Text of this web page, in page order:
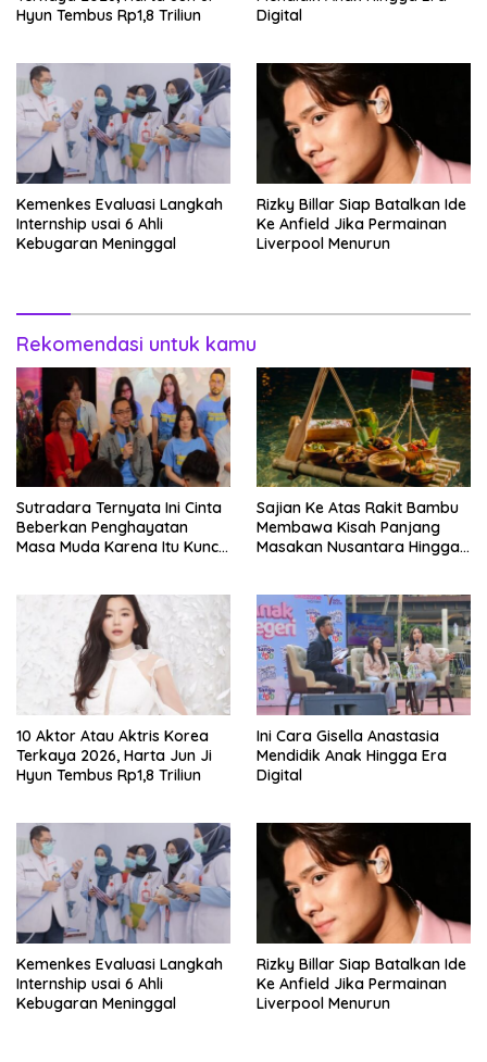
Hyun Tembus Rp1,8 Triliun
Digital
Kemenkes Evaluasi Langkah
Internship usai 6 Ahli
Kebugaran Meninggal
Rizky Billar Siap Batalkan Ide
Ke Anfield Jika Permainan
Liverpool Menurun
Rekomendasi untuk kamu
Sutradara Ternyata Ini Cinta
Beberkan Penghayatan
Masa Muda Karena Itu Kunci
Sajian Ke Atas Rakit Bambu
Membawa Kisah Panjang
Masakan Nusantara Hingga
10 Aktor Atau Aktris Korea
Terkaya 2026, Harta Jun Ji
Hyun Tembus Rp1,8 Triliun
Ini Cara Gisella Anastasia
Mendidik Anak Hingga Era
Digital
Kemenkes Evaluasi Langkah
Internship usai 6 Ahli
Kebugaran Meninggal
Rizky Billar Siap Batalkan Ide
Ke Anfield Jika Permainan
Liverpool Menurun